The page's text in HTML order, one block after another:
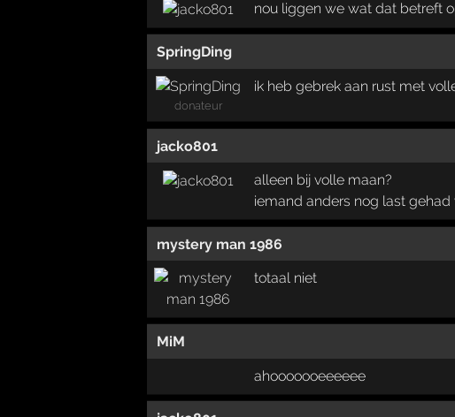
nou liggen we wat dat betreft
SpringDing
donateur
ik heb gebrek aan rust met
jacko801
alleen bij volle maan?
iemand anders nog last gehad
mystery man 1986
totaal niet
MiM
ahooooooeeeeee